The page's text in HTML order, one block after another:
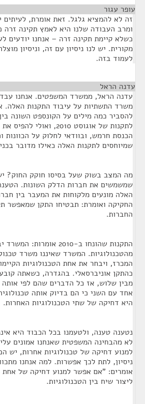
עופר עגור
זה לא להמציא גלגל. זאת אומרת, לעיתים
ומרב העבודה שלנו היא לאמץ תקינה זרה
כשלא קיימת תקינה זרה – אנחנו יודעים
מקורית. יש לנו ניסיון עם זה, וניסיון
לעמוד בזה.
עדנה הראל
עדנה הראל, ממשרד המשפטים. אנחנו
משרד התשתיות על עיבוד התקנות האלה.
להסביר כמה מילים על הקונספט השונה
לתקנות של אוגוסט 2010,
הכנסת חרמש, ובוודאי לחלוק על הכוונות
שמיוחסים לתקנות האלה כאילו מדובר
מה המצב בשוק שעל בסיסו חוקק החוק?
שמשמשים את חברות הדלק השונות.
האלה מונעים מלקוחות את המעבר בין
החקיקה ואומרת: תבטיחו התקן שמאפשר
החברות.
התקנות שהונחו ב-2010
מהטכנולוגיות. המשרד שאיננו משרד
המכרז, ויבחר את אחת הטכנולוגיות
כהתקן אוניברסאלי. בהגדרה, כשאתה
מבין שלוש, אז כל הדברים שהם לפי אותה
אחד עם השני כי הם בדיוק אותה
היא דחיקה של שתי הטכנולוגיות האחרות.
נטענה טענה, ולטעמנו בכל הכבוד היא
לא מהבחינה המשפטית שאנחנו אמונים
למנוע דחיקה של טכנולוגיות אחרות, יש
ניסיון, לתת לכך אפשרות. למה אנחנו
אומרים: "אם אפשר למנוע דחיקה של אחת
ליצור שיח בין הטכנולוגיות.